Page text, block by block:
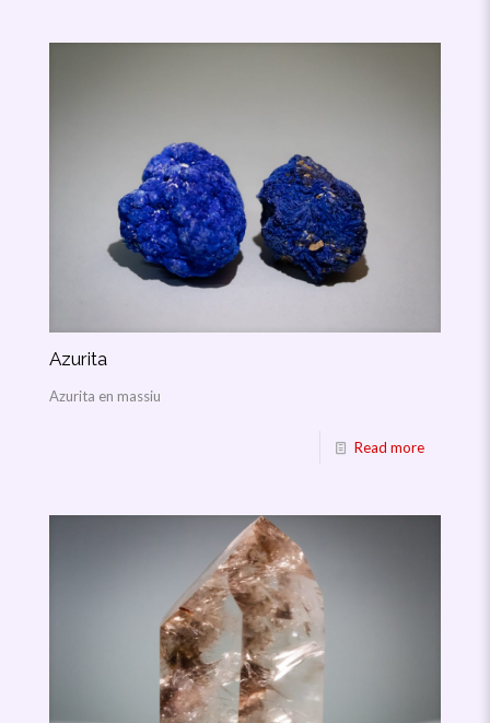
Azurita
Azurita en massiu
Read more